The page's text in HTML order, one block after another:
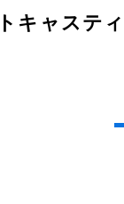
キャスティ